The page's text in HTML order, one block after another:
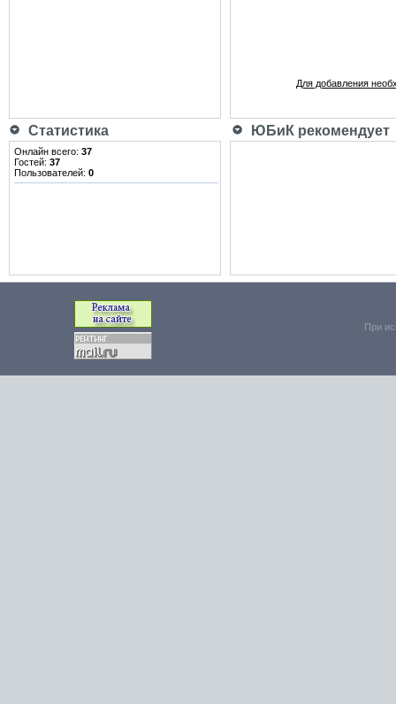
Для добавления
Статистика ЮБиК рекомендует
Онлайн всего: 37
Гостей: 37
Пользователей: 0
При